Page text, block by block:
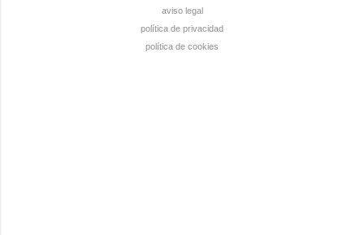
aviso legal
política de privacidad
política de cookies